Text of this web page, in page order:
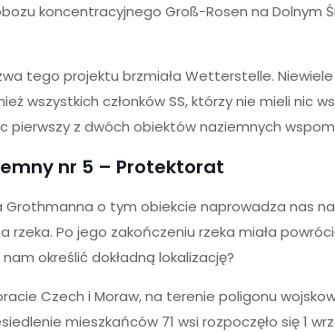
koncentracyjnego Groß-Rosen na Dolnym
tego projektu brzmiała Wetterstelle.
wszystkich członków SS, którzy nie mieli
pierwszy z dwóch obiektów naziemnych
nr 5 – Protektorat
Grothmanna o tym obiekcie naprowadza nas
rzeka. Po jego zakończeniu rzeka miała
określić dokładną lokalizację?
Czech i Moraw, na terenie poligonu
mieszkańców 71 wsi rozpoczęło się 1